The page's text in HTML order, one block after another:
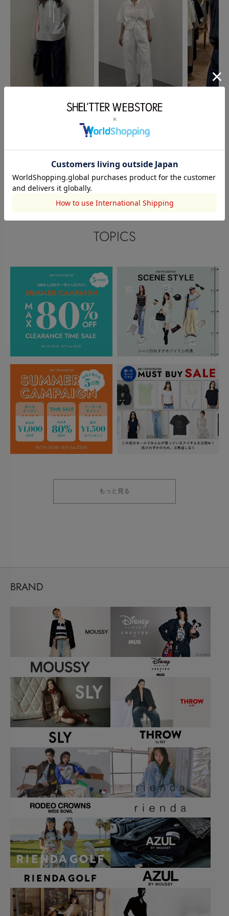
SHEL’TTER
高橋朱里
160cm
このアイテムを見た人がチェックしている商品
閲覧中カテゴリーのランキング
TOPICS
もっと見る
BRAND